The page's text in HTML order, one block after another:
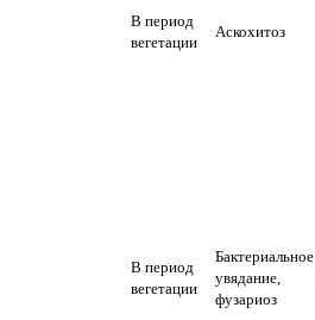
В период
вегетации
Аскохитоз
В период
вегетации
Бактериальное
увядание,
фузариоз